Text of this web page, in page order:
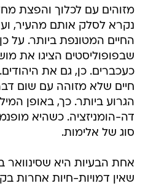
מזוהים עם לכלוך והפצת
נקרא לסלק אותם מהעיר,
החיים המטונפת ביותר. על
שבפופוליסטים הציגו את
כעכברים. כן, גם את
חיים שלא מזוהה עם שום
הגרוע ביותר. כך, באופן
דה-הומניזציה. כשהיא
סוג של אלימות.
אחת הבעיות היא שסינוואר
שאין דמויות-חיות אחרות